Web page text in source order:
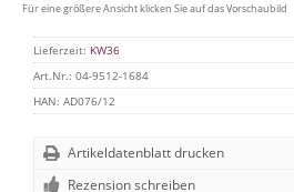
Für eine größere Ansicht klicken Sie auf das Vorschaubild
Lieferzeit: KW36
Art.Nr.: 04-9512-1684
HAN: AD076/12
Artikeldatenblatt drucken
Rezension schreiben